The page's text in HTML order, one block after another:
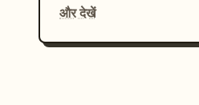
और देखें